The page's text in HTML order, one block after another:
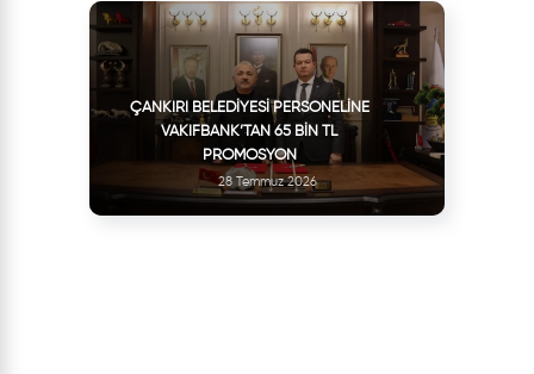
ÇANKIRI BELEDIYESI PERSONELINE
VAKIFBANK’TAN 65 BIN TL
PROMOSYON
28 Temmuz 2026